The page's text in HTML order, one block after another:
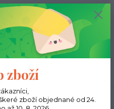
Menu
0,00 Kč
beauty case
zboží
zboží objednané od 24.